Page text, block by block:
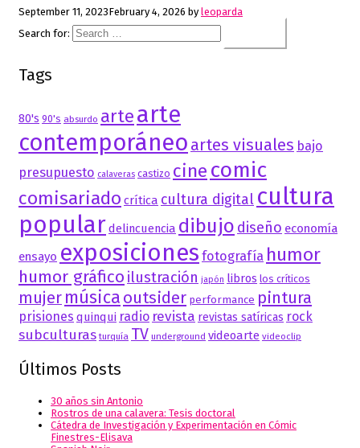
September 11, 2023February 4, 2026 byleoparda
Search for:
Tags
80's 90's absurdo artearte
contemporáneo artes visuales bajo
presupuesto calaveras castizo cine comic
comisariado crítica cultura digital cultura
populardelincuencia dibujo diseño economía
ensayo exposiciones fotografía humor
humor gráfico ilustración japón libros los críticos
mujer música outsider performance pintura
prisiones quinqui radio revista revistas satíricas rock
subculturas turquía TV underground videoarte videoclip
Últimos Posts
30 años sin Antonio
Rostros de una calavera: Tesis doctoral
Cátedra de Investigación y Experimentación en Cómic
Finestres-Elisava